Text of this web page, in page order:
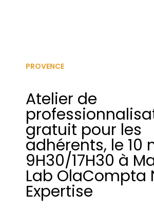
PROVENCE
Atelier de
gratuit pour les
adhérents, le 10
9H30/17H30 à
Lab OlaCompta
Expertise